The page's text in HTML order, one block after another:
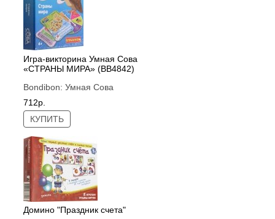
Игра-викторина Умная Сова
«СТРАНЫ МИРА» (ВВ4842)
Bondibon:Умная Сова
712р.
КУПИТЬ
Домино "Праздник счета"